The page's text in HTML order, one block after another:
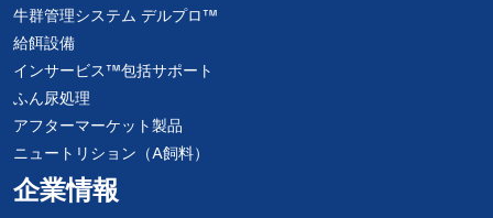
牛群管理システム デルプロ™
給餌設備
インサービス™包括サポート
ふん尿処理
アフターマーケット製品
ニュートリション（A飼料）
企業情報